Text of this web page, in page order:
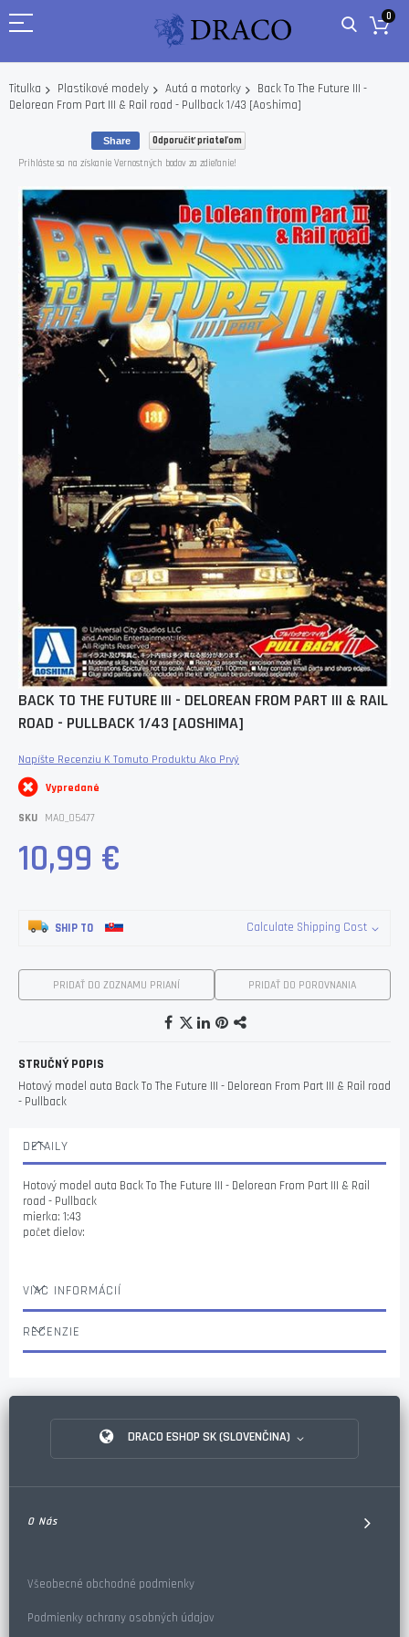
0
Titulka Plastikové modely Autá a motorky
Back To The Future III -
Delorean From Part III & Rail road - Pullback 1/43 [Aoshima]
Skip
to
the
end
of
the
images
gallery
Skip
the
of
images
BACK TO THE FUTURE III - DELOREAN FROM PART III & RAIL
ROAD - PULLBACK 1/43 [AOSHIMA]
Napíšte Recenziu K Tomuto Produktu Ako Prvý
Vypredané
SKU MAO_05477
10,99 €
SHIP TO Calculate Shipping Cost
PRIDAŤ DO ZOZNAMU PRIANÍ PRIDAŤ DO POROVNANIA
STRUČNÝ POPIS
Hotový model auta Back To The Future III - Delorean From Part III & Rail road
- Pullback
Share
Odporučiť priateľom
Prihláste sa na získanie Vernostných bodov za zdieľanie!
DETAILY
Hotový model auta Back To The Future III - Delorean From Part III & Rail
road - Pullback
mierka: 1:43
počet dielov:
VIAC INFORMÁCIÍ
RECENZIE
DRACO ESHOP SK (SLOVENČINA)
O Nás
Všeobecné obchodné podmienky
Podmienky ochrany osobných údajov